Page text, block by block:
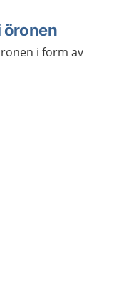
öronen
i form av